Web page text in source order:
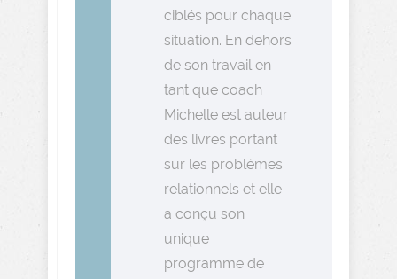
ciblés pour chaque
situation. En dehors
de son travail en
tant que coach
Michelle est auteur
des livres portant
sur les problèmes
relationnels et elle
a conçu son
unique
programme de